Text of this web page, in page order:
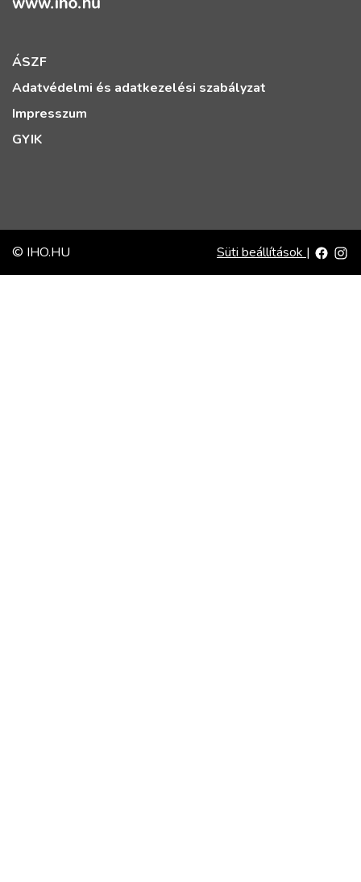
ÁSZF
Adatvédelmi és adatkezelési szabályzat
Impresszum
GYIK
© IHO.HU Süti beállítások |